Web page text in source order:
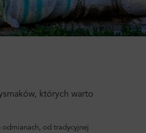
których warto
odmianach, od tradycyjnej